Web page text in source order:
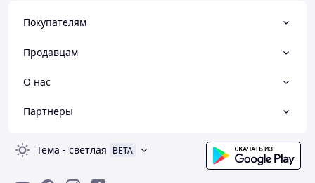
Покупателям
Продавцам
О нас
Партнеры
Тема - светлая BETA